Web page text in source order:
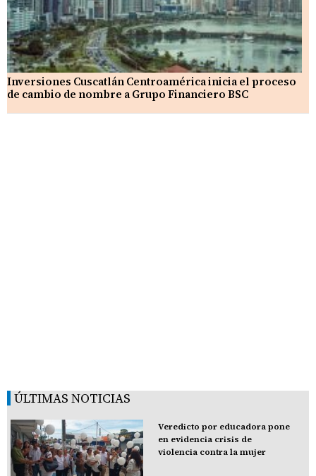
Inversiones Cuscatlán Centroamérica inicia el proceso
de cambio de nombre a Grupo Financiero BSC
ÚLTIMAS NOTICIAS
Veredicto por educadora pone
en evidencia crisis de
violencia contra la mujer